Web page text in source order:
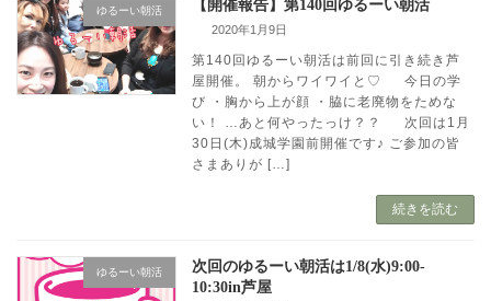
ゆるーい朝活 【開催報告】第140回ゆるーい朝活
2020年1月9日
第140回ゆるーい朝活は前回に引き続き芦
屋開催。 朝からワイワイと♡ 今日の学
び ・胸から上が顔 ・脇に老廃物をためな
い！ …あと何やったっけ？？ 次回は1月
30日(木)成城学園前開催です♪ ご参加の皆
さまありが […]
続きを読む
ゆるーい朝活
次回のゆるーい朝活は1/8(水)9:00-
10:30in芦屋